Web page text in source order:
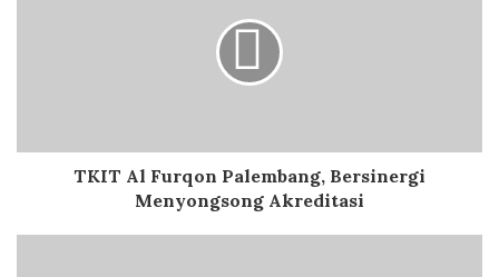
TKIT Al Furqon Palembang, Bersinergi
Menyongsong Akreditasi